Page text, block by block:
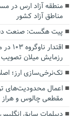
منطقه آزاد ارس در
مناطق آزاد کشور
پیت هگست: صنعت
رزمایش میلان
تک‌نرخی‌سازی ارز؛
اعمال محدودیت‌های
مقطعی چالوس و هراز